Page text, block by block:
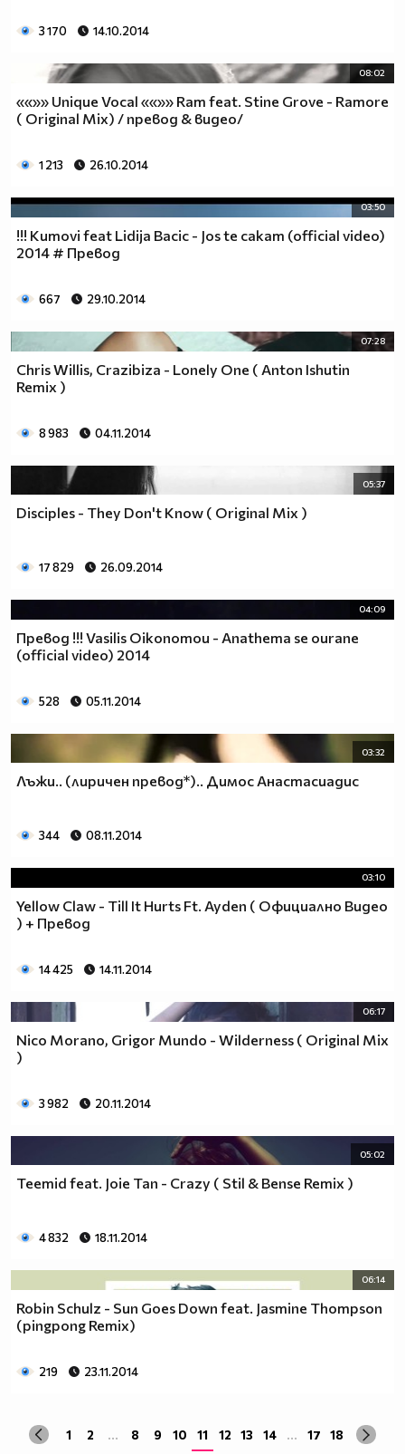
3 170 14.10.2014
08:02
««»» Unique Vocal ««»» Ram feat. Stine Grove - Ramore
( Original Mix) / превод & видео/
1 213 26.10.2014
03:50
!!! Kumovi feat Lidija Bacic - Jos te cakam (official video)
2014 # Превод
667 29.10.2014
07:28
Chris Willis, Crazibiza - Lonely One ( Аnton Ishutin
Remix )
8 983 04.11.2014
05:37
Disciples - They Don't Know ( Original Mix )
17 829 26.09.2014
04:09
Превод !!! Vasilis Oikonomou - Anathema se ourane
(official video) 2014
528 05.11.2014
03:32
Лъжи.. (лиричен превод*).. Димос Анастасиадис
344 08.11.2014
03:10
Yellow Claw - Till It Hurts Ft. Ayden ( Официално Видео
) + Превод
14 425 14.11.2014
06:17
Nico Morano, Grigor Mundo - Wilderness ( Original Mix
)
3 982 20.11.2014
05:02
Teemid feat. Joie Tan - Crazy ( Stil & Bense Remix )
4 832 18.11.2014
06:14
Robin Schulz - Sun Goes Down feat. Jasmine Thompson
(pingpong Remix)
219 23.11.2014
1 2 ... 8 9 10 11 12 13 14 ... 17 18